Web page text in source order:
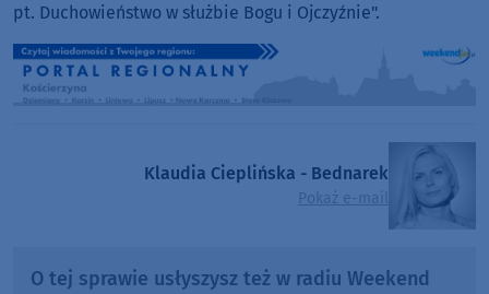
pt. Duchowieństwo w służbie Bogu i Ojczyźnie".
Klaudia Cieplińska - Bednarek
Pokaż e-mail
O tej sprawie usłyszysz też w radiu Weekend